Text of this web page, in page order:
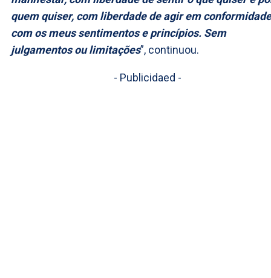
quem quiser, com liberdade de agir em conformidade
com os meus sentimentos e princípios. Sem
julgamentos ou limitações”, continuou.
- Publicidaed -